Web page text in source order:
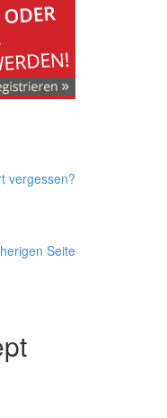
vergessen?
Seite